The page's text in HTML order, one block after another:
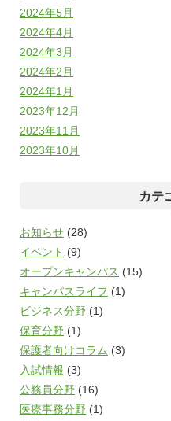
2024年5月
2024年4月
2024年3月
2024年2月
2024年1月
2023年12月
2023年11月
2023年10月
カテ
お知らせ (28)
イベント (9)
オープンキャンパス (15)
キャンパスライフ (1)
ビジネス分野 (1)
保育分野 (1)
保護者向けコラム (3)
入試情報 (3)
公務員分野 (16)
医療事務分野 (1)